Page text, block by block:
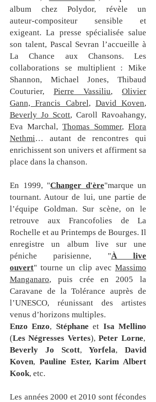
album chez Polydor, révèle un
auteur‑compositeur sensible et
exigeant. La presse spécialisée salue
son talent, Pascal Sevran l’accueille à
La Chance aux Chansons. Les
collaborations se multiplient : Mike
Shannon, Michael Jones, Thibaud
Couturier, Pierre Vassiliu, Olivier
Gann, Francis Cabrel, David Koven,
Beverly Jo Scott, Caroll Ravoahangy,
Eva Marchal, Thomas Sommer, Flora
Nethmi… autant de rencontres qui
enrichissent son univers et affirment sa
place dans la chanson.
En 1999, "Changer d'ère"marque un
tournant. Autour de lui, une partie de
l’équipe Goldman. Sur scène, on le
retrouve aux Francofolies de La
Rochelle et au Printemps de Bourges. Il
enregistre un album live sur une
péniche parisienne, "À live
ouvert"tourne un clip avecMassimo
Manganaro, puis crée en 2005 la
Caravane de la Tolérance auprès de
l’UNESCO, réunissant des artistes
venus d’horizons multiples.
Enzo Enzo, Stéphane et Isa Mellino
(Les Négresses Vertes),Peter Lorne,
Beverly Jo Scott,Yorfela, David
Koven, Pauline Ester, Karim Albert
Kook, etc.
Les années 2000 et 2010 sont fécondes